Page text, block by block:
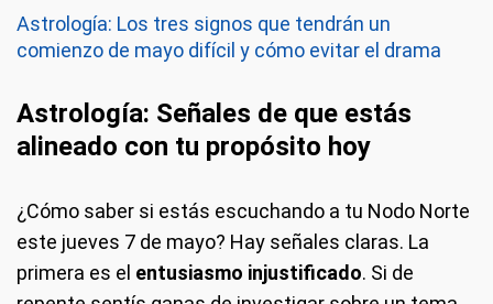
Astrología: Los tres signos que tendrán un
comienzo de mayo difícil y cómo evitar el drama
Astrología: Señales de que estás
alineado con tu propósito hoy
¿Cómo saber si estás escuchando a tu Nodo Norte
este jueves 7 de mayo? Hay señales claras. La
primera es el entusiasmo injustificado. Si de